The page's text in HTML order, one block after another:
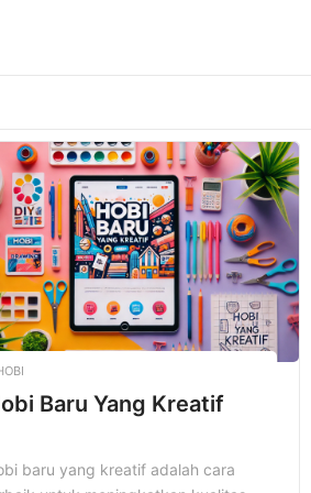
Baru Yang Kreatif
baru yang kreatif adalah cara